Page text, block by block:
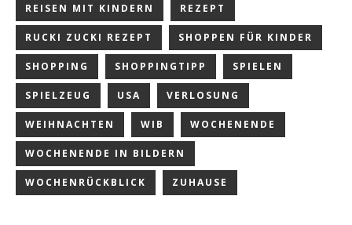
REISEN MIT KINDERN REZEPT
RUCKI ZUCKI REZEPT SHOPPEN FÜR KINDER
SHOPPING SHOPPINGTIPP SPIELEN
SPIELZEUG USA VERLOSUNG
WEIHNACHTEN WIB WOCHENENDE
WOCHENENDE IN BILDERN
WOCHENRÜCKBLICK ZUHAUSE